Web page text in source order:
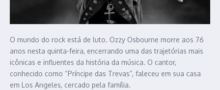
O mundo do rock está de luto. Ozzy Osbourne morre aos 76
anos nesta quinta-feira, encerrando uma das trajetórias mais
icônicas e influentes da história da música. O cantor,
conhecido como “Príncipe das Trevas”, faleceu em sua casa
em Los Angeles, cercado pela família.